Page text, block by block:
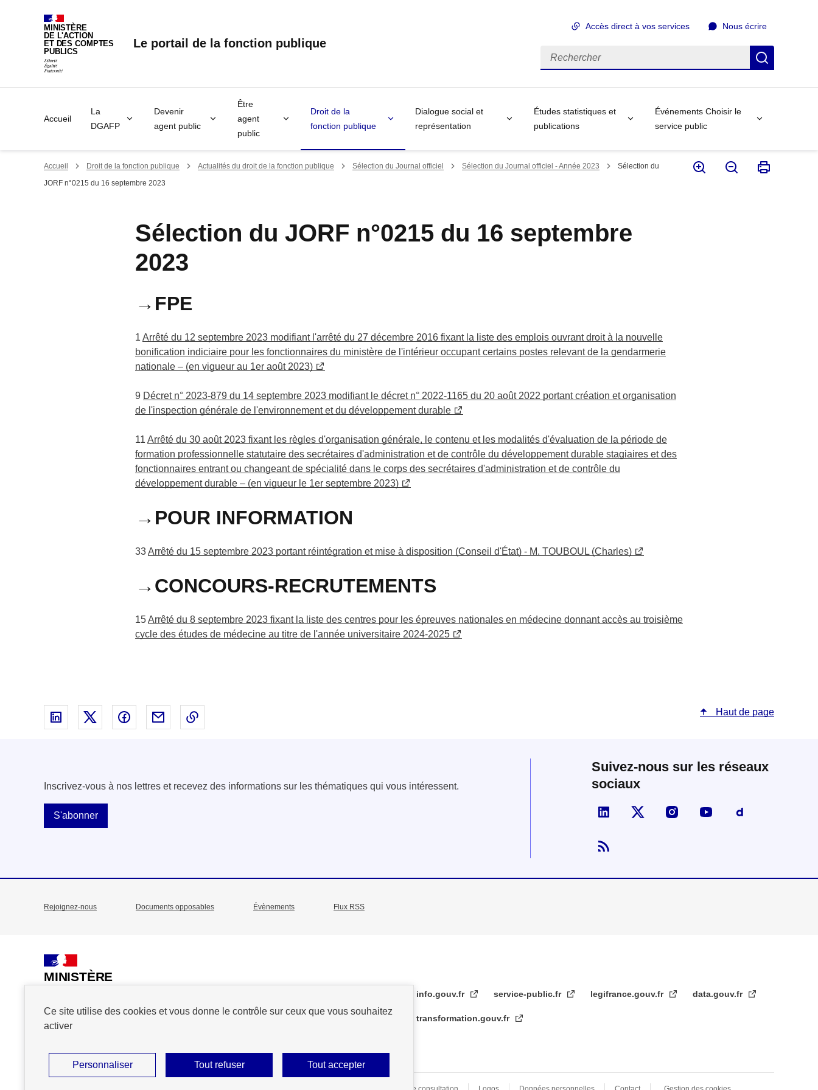
Ce site utilise des cookies et vous donne le contrôle sur ceux que vous souhaitez
activer
Tout accepter
Tout refuser
Personnaliser
MINISTÈRE
DE L'ACTION
ET DES COMPTES
PUBLICS
Le portail de la fonction publique
Accès direct à vos services Nous écrire
Rechercher
Accueil
La
DGAFP
Devenir
agent public
Être
agent
public
Droit de la
fonction publique
Dialogue social et
représentation
Études statistiques et
publications
Événements Choisir le
service public
Accueil Droit de la fonction publique Actualités du droit de la fonction publique Sélection du Journal officiel Sélection du Journal officiel - Année 2023
Sélection du
JORF n°0215 du 16 septembre 2023
Sélection du JORF n°0215 du 16 septembre
2023
→FPE
1 Arrêté du 12 septembre 2023 modifiant l'arrêté du 27 décembre 2016 fixant la liste des emplois ouvrant droit à la nouvelle
bonification indiciaire pour les fonctionnaires du ministère de l'intérieur occupant certains postes relevant de la gendarmerie
nationale – (en vigueur au 1er août 2023)
9 Décret n° 2023-879 du 14 septembre 2023 modifiant le décret n° 2022-1165 du 20 août 2022 portant création et organisation
de l'inspection générale de l'environnement et du développement durable
11 Arrêté du 30 août 2023 fixant les règles d'organisation générale, le contenu et les modalités d'évaluation de la période de
formation professionnelle statutaire des secrétaires d'administration et de contrôle du développement durable stagiaires et des
fonctionnaires entrant ou changeant de spécialité dans le corps des secrétaires d'administration et de contrôle du
développement durable – (en vigueur le 1er septembre 2023)
→POUR INFORMATION
33Arrêté du 15 septembre 2023 portant réintégration et mise à disposition (Conseil d'État) - M. TOUBOUL (Charles)
→CONCOURS-RECRUTEMENTS
15Arrêté du 8 septembre 2023 fixant la liste des centres pour les épreuves nationales en médecine donnant accès au troisième
cycle des études de médecine au titre de l'année universitaire 2024-2025
Partager sur Linked In - nouvelle fenêtre
Partager sur X - nouvelle fenêtre
Partager sur Facebook - nouvelle fenêtre
Partager par email - nouvelle fenêtre Haut de page
Inscrivez-vous à nos lettres et recevez des informations sur les thématiques qui vous intéressent.
S'abonner
Suivez-nous sur les réseaux
sociaux
Visiter la page Linked In de fonction publique
Visiter la page X de fonction publique
Visiter la page Instagram de
Visiter la page You
de
Rejoignez-nous Documents opposables Évènements Flux RSS
MINISTÈRE
DE L'ACTION
PUBLICS
info.gouv.fr service-public.fr legifrance.gouv.fr data.gouv.fr
transformation.gouv.fr